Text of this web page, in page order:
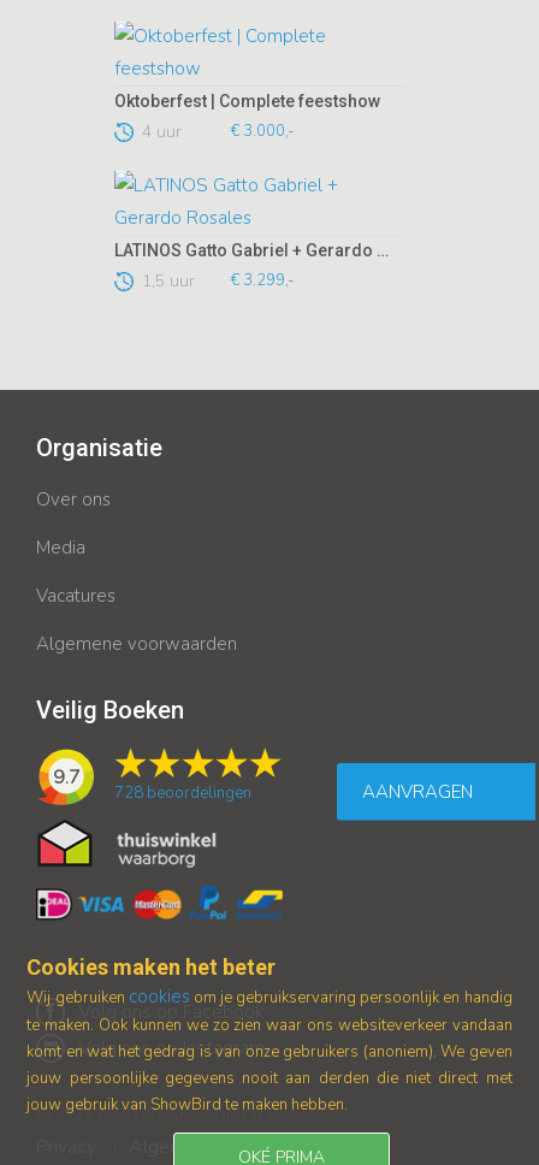
Oktoberfest | Complete feestshow
4 uur € 3.000,-
LATINOS Gatto Gabriel + Gerardo Rosales
1,5 uur € 3.299,-
AANVRAGEN
Organisatie
Over ons
Media
Vacatures
Algemene voorwaarden
Veilig Boeken
9.7
728 beoordelingen
© 2017-2026 Showbird B.V.
Algemene voorwaarden
Volg ons op Facebook
Volg ons op Instagram
Cookies maken het beter
Wij gebruiken cookies om je gebruikservaring persoonlijk en handig
te maken. Ook kunnen we zo zien waar ons websiteverkeer vandaan
komt en wat het gedrag is van onze gebruikers (anoniem). We geven
jouw persoonlijke gegevens nooit aan derden die niet direct met
jouw gebruik van ShowBird te maken hebben.
OKÉ PRIMA